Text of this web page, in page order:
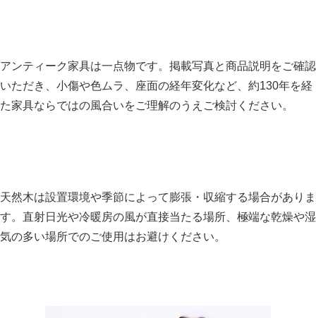
アンティーク家具は一点物です。掲載写真と商品説明をご確認
いただき、小傷や色ムラ、座面の経年変化など、約130年を経
た家具ならではの風合いをご理解のうえご検討ください。
天然木は設置環境や季節によって膨張・収縮する場合がありま
す。直射日光や冷暖房の風が直接当たる場所、極端な乾燥や湿
気の多い場所でのご使用はお避けください。